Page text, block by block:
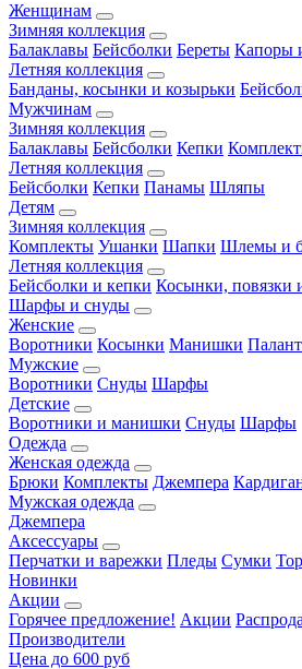
Женщинам
Зимняя коллекция
Балаклавы Бейсболки Береты Капоры
Летняя коллекция
Банданы, косынки и козырьки
Мужчинам
Зимняя коллекция
Балаклавы Бейсболки Кепки
Летняя коллекция
Бейсболки Кепки Панамы Шляпы
Детям
Зимняя коллекция
Комплекты Ушанки Шапки Шлемы и
Летняя коллекция
Бейсболки и кепки Косынки, повязки
Шарфы и снуды
Женские
Воротники Косынки Манишки
Мужские
Воротники Снуды Шарфы
Детские
Воротники и манишки Снуды Шарфы
Одежда
Женская одежда
Брюки Комплекты Джемпера
Мужская одежда
Джемпера
Аксессуары
Перчатки и варежки Пледы Сумки
Новинки
Акции
Горячее предложение! Акции
Производители
Цена до 600 руб